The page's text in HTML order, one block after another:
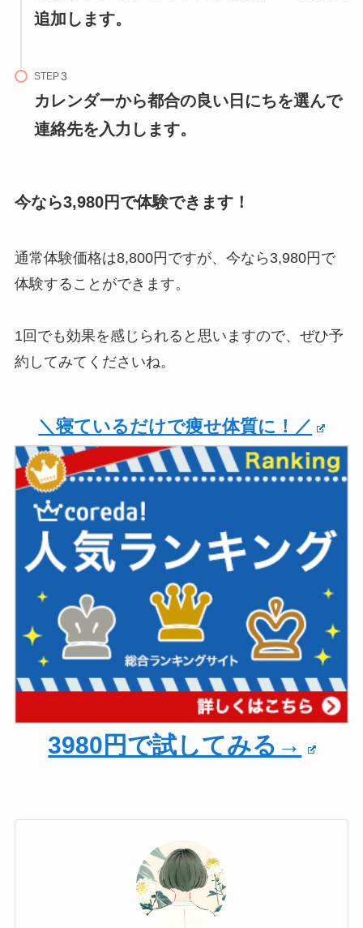
追加します。
STEP
カレンダーから都合の良い日にちを選んで
連絡先を入力します。
今なら3,980円で体験できます！
通常体験価格は8,800円ですが、今なら3,980円で
体験することができます。
1回でも効果を感じられると思いますので、ぜひ予
約してみてくださいね。
＼寝ているだけで痩せ体質に！／
3980円で試してみる→